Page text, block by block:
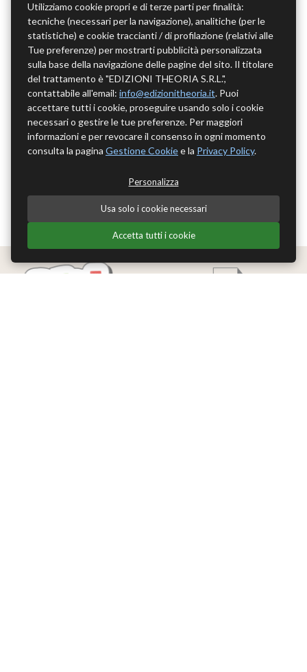
Utilizziamo cookie propri e di terze parti per finalità:
tecniche (necessari per la navigazione), analitiche (per le
statistiche) e cookie traccianti / di profilazione (relativi alle
Tue preferenze) per mostrarti pubblicità personalizzata
sulla base della navigazione delle pagine del sito. Il titolare
del trattamento è "EDIZIONI THEORIA S.R.L.",
contattabile all'email: info@edizionitheoria.it. Puoi
accettare tutti i cookie, proseguire usando solo i cookie
necessari o gestire le tue preferenze. Per maggiori
informazioni e per revocare il consenso in ogni momento
consulta la pagina Gestione Cookiee la Privacy Policy.
Personalizza
Usa solo i cookie necessari
Accetta tutti i cookie